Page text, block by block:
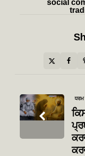
social
Post
navigation
ਧਰਮ